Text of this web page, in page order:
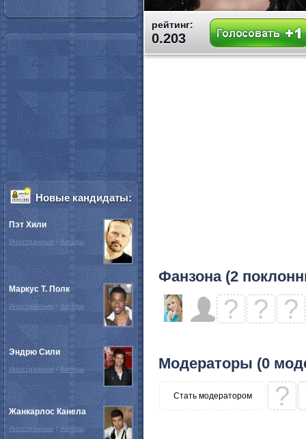
рейтинг:
0.203
Фанзона (2
? ? ?
Модераторы (0
Стать модератором ?
Новые кандидаты:
Пэт Хили
Иностранные / Актёры
Маркус Т. Полк
Иностранные / Актёры
Эндрю Сили
Иностранные / Актёры
Жанкарлос Канела
Иностранные / Актёры